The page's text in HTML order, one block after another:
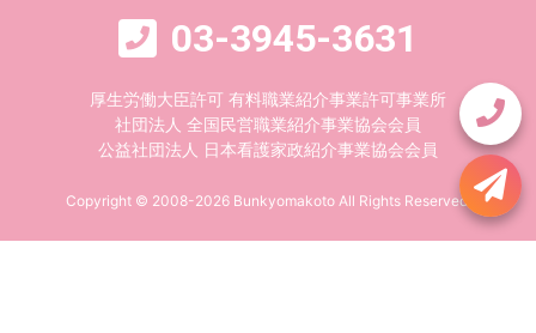
03-3945-3631
厚生労働大臣許可 有料職業紹介事業許可事業所
社団法人 全国民営職業紹介事業協会会員
公益社団法人 日本看護家政紹介事業協会会員
Copyright © 2008-2026 Bunkyomakoto All Rights Reserved.